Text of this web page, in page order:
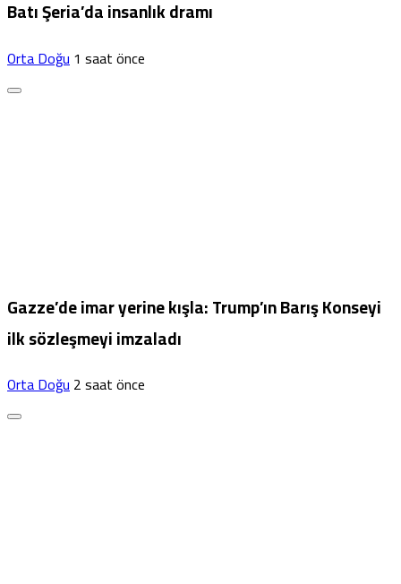
Batı Şeria’da insanlık dramı
Orta Doğu1 saat önce
Gazze’de imar yerine kışla: Trump’ın Barış Konseyi
ilk sözleşmeyi imzaladı
Orta Doğu2 saat önce